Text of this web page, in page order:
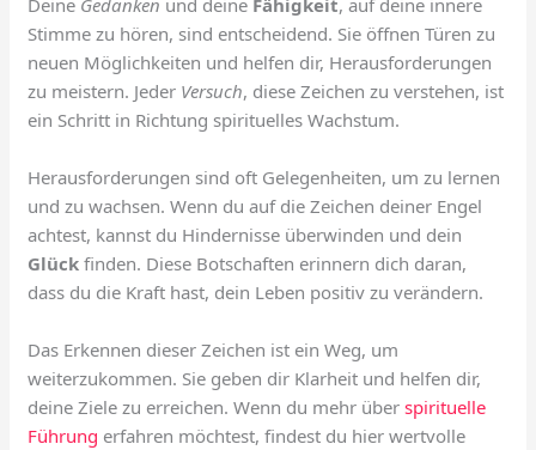
Stimme zu hören, sind entscheidend. Sie öffnen Türen zu
neuen Möglichkeiten und helfen dir, Herausforderungen
zu meistern. Jeder Versuch, diese Zeichen zu verstehen, ist
ein Schritt in Richtung spirituelles Wachstum.
Herausforderungen sind oft Gelegenheiten, um zu lernen
und zu wachsen. Wenn du auf die Zeichen deiner Engel
achtest, kannst du Hindernisse überwinden und dein
Glück finden. Diese Botschaften erinnern dich daran,
dass du die Kraft hast, dein Leben positiv zu verändern.
Das Erkennen dieser Zeichen ist ein Weg, um
weiterzukommen. Sie geben dir Klarheit und helfen dir,
deine Ziele zu erreichen. Wenn du mehr überspirituelle
Führung erfahren möchtest, findest du hier wertvolle